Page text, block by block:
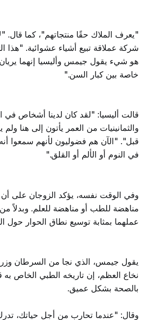
"يعرف الملاك حقًا منتجاتهم"، كما قال.
شركة عملاقة تبيع أشياء عشوائية. "هذا
هو شيء يقول جيمس وأليسيا إنهما
خاصة بين كبار السن."
قالت أليسيا: "لقد كان لدينا أشخاص في
قبل". "الآن هم فضوليون لأنهم سمعوا
في النوم أو الألم أو القلق."
وفي الوقت نفسه، يؤكد الزوجان على
مناهضة للطب أو مناهضة للعلم. وبدلاً من
عملهما بمثابة توسيع نطاق الحوار حول
يقول جيمس، الذي نجا من السرطان
نخاع العظم، إن تاريخه الطبي الخاص
بالصحة بشكل عميق.
وقال: "عندما تحارب من أجل حياتك،